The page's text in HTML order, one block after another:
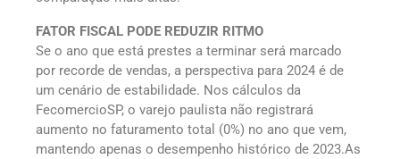
FATOR FISCAL PODE REDUZIR RITMO
Se o ano que está prestes a terminar será marcado
por recorde de vendas, a perspectiva para 2024 é de
um cenário de estabilidade. Nos cálculos da
FecomercioSP, o varejo paulista não registrará
aumento no faturamento total (0%) no ano que vem,
mantendo apenas o desempenho histórico de 2023.As